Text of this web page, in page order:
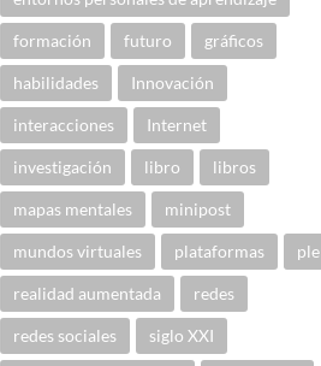
formación futuro gráficos
habilidades Innovación
interacciones Internet
investigación libro libros
mapas mentales minipost
mundos virtuales plataformas ple
realidad aumentada redes
redes sociales siglo XXI